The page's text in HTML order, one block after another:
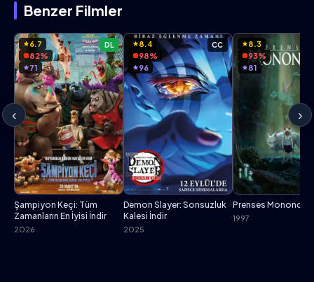
Benzer Filmler
‹
DL
6.7
82%
71
Şampiyon Keçi: Tüm
Zamanların En İyisi İndir
2026
CC
8.4
98%
96
Demon Slayer: Sonsuzluk
Kalesi İndir
2025
8.3
93%
81
Prenses Mononoke
1997
›